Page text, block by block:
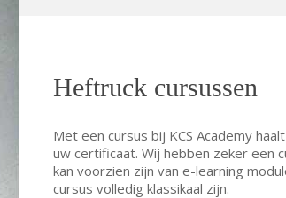
Heftruck cursussen
Met een cursus bij KCS Academy
uw certificaat. Wij hebben zeker een
kan voorzien zijn van e-learning
cursus volledig klassikaal zijn.